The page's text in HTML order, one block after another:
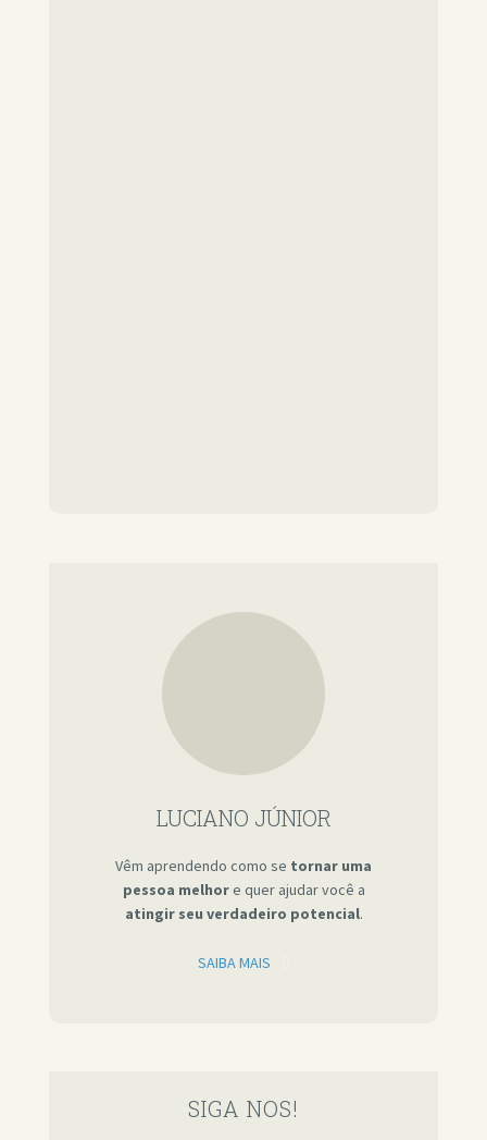
LUCIANO JÚNIOR
Vêm aprendendo como se tornar uma
pessoa melhore quer ajudar você a
atingir seu verdadeiro potencial.
SAIBA MAIS
SIGA NOS!